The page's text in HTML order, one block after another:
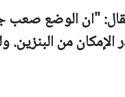
"ان الوضع صعب
من